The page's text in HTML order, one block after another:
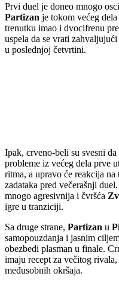
Prvi duel je doneo mnogo
Partizan je tokom većeg
trenutku imao i dvocifrenu
uspela da se vrati
u poslednjoj četvrtini.
Ipak, crveno-beli su svesni
probleme iz većeg dela prve
ritma, a upravo će reakcija
zadataka pred večerašnji
mnogo agresivnija i čvršća
igre u tranziciji.
Sa druge strane, Partizan u
samopouzdanja i jasnim
obezbedi plasman u finale.
imaju recept za večitog
međusobnih okršaja.